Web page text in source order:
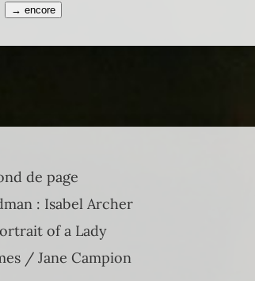
→ encore
de page
: Isabel Archer
of a Lady
/ Jane Campion